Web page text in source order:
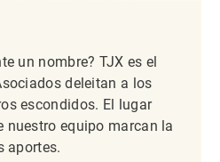
un nombre? TJX es el
deleitan a los
escondidos. El lugar
nuestro equipo marcan la
aportes.